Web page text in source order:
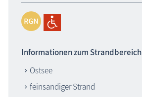
Informationen zum Strandbereich
Ostsee
feinsandiger Strand